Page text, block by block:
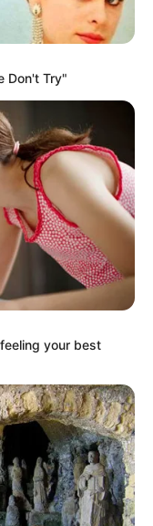
habla acerca del
para insumos
denuncias
con el ELN un
hectáreas en el
NEWS
Don't Try"
your best